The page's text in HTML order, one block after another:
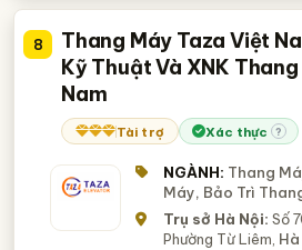
8
Thang Máy Taza Việt
Kỹ Thuật Và XNK
Nam
Tài trợ Xác thực ?
NGÀNH: Thang
Máy, Bảo Trì
Trụ sở Hà Nội: Số
Phường Từ Liêm,